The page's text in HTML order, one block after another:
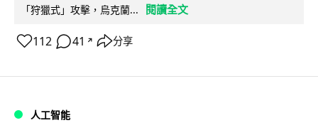
「狩獵式」攻擊，烏克蘭...
閱讀全文
112 41 ↗ 分享
人工智能